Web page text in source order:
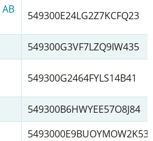
549300E24LG2Z7KCFQ23
549300G3VF7LZQ9IW435
549300G2464FYLS14B41
549300B6HWYEE57O8J84
5493000E9BUOYMOW2K53